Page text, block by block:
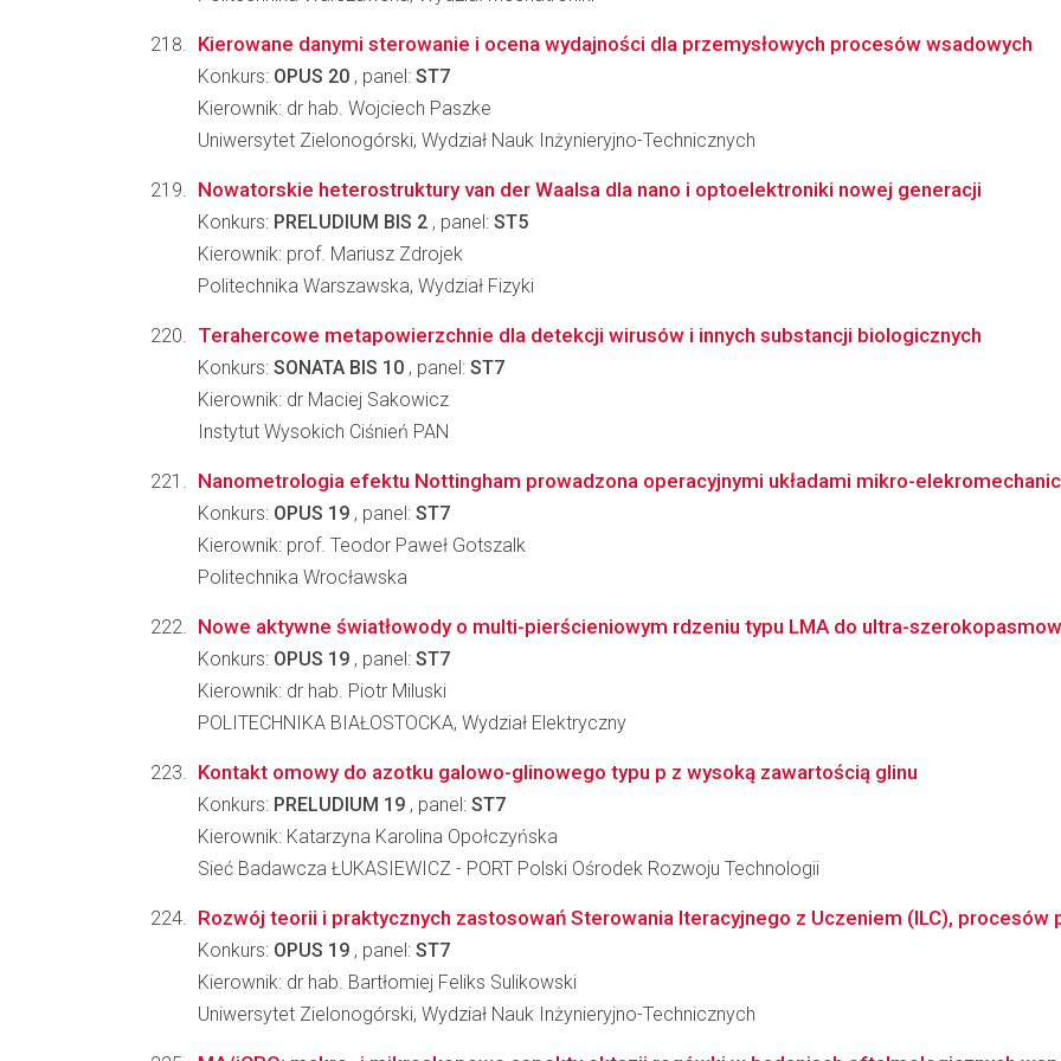
Kierowane danymi sterowanie i ocena wydajności dla przemysłowych procesów wsadowych
Konkurs: OPUS 20 , panel: ST7
Kierownik: dr hab. Wojciech Paszke
Uniwersytet Zielonogórski, Wydział Nauk Inżynieryjno-Technicznych
Nowatorskie heterostruktury van der Waalsa dla nano i optoelektroniki nowej generacji
Konkurs: PRELUDIUM BIS 2 , panel: ST5
Kierownik: prof. Mariusz Zdrojek
Politechnika Warszawska, Wydział Fizyki
Terahercowe metapowierzchnie dla detekcji wirusów i innych substancji biologicznych
Konkurs: SONATA BIS 10 , panel: ST7
Kierownik: dr Maciej Sakowicz
Instytut Wysokich Ciśnień PAN
Nanometrologia efektu Nottingham prowadzona operacyjnymi układami mikro-
Konkurs: OPUS 19 , panel: ST7
Kierownik: prof. Teodor Paweł Gotszalk
Politechnika Wrocławska
Nowe aktywne światłowody o multi-pierścieniowym rdzeniu typu LMA do ultra-
Konkurs: OPUS 19 , panel: ST7
Kierownik: dr hab. Piotr Miluski
POLITECHNIKA BIAŁOSTOCKA, Wydział Elektryczny
Kontakt omowy do azotku galowo-glinowego typu p z wysoką zawartością glinu
Konkurs: PRELUDIUM 19 , panel: ST7
Kierownik: Katarzyna Karolina Opołczyńska
Sieć Badawcza ŁUKASIEWICZ - PORT Polski Ośrodek Rozwoju Technologii
Rozwój teorii i praktycznych zastosowań Sterowania Iteracyjnego z Uczeniem (ILC), procesów
Konkurs: OPUS 19 , panel: ST7
Kierownik: dr hab. Bartłomiej Feliks Sulikowski
Uniwersytet Zielonogórski, Wydział Nauk Inżynieryjno-Technicznych